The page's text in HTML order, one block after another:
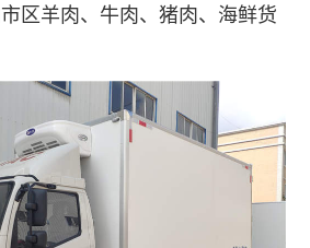
区羊肉、牛肉、猪肉、海鲜货